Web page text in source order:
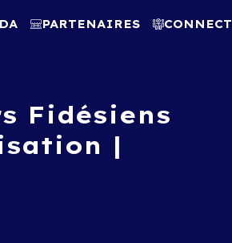
PARTENAIRES CONNECT
Fidésiens
|